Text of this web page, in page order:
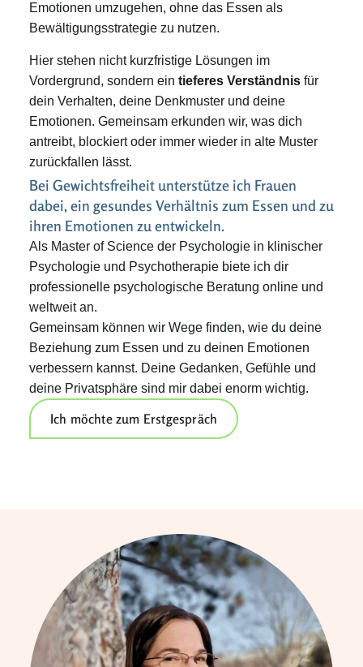
Emotionen umzugehen, ohne das Essen als
Bewältigungsstrategie zu nutzen.
Hier stehen nicht kurzfristige Lösungen im
Vordergrund, sondern ein tieferes Verständnisfür
dein Verhalten, deine Denkmuster und deine
Emotionen. Gemeinsam erkunden wir, was dich
antreibt, blockiert oder immer wieder in alte Muster
zurückfallen lässt.
Bei Gewichtsfreiheit unterstütze ich Frauen
dabei, ein gesundes Verhältnis zum Essen und zu
ihren Emotionen zu entwickeln.
Als Master of Science der Psychologie in klinischer
Psychologie und Psychotherapie biete ich dir
professionelle psychologische Beratung online und
weltweit an.
Gemeinsam können wir Wege finden, wie du deine
Beziehung zum Essen und zu deinen Emotionen
verbessern kannst. Deine Gedanken, Gefühle und
deine Privatsphäre sind mir dabei enorm wichtig.
Ich möchte zum Erstgespräch